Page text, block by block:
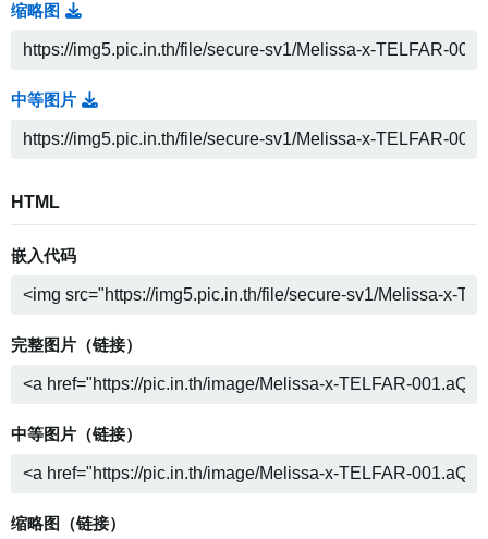
缩略图
中等图片
HTML
嵌入代码
完整图片（链接）
中等图片（链接）
缩略图（链接）